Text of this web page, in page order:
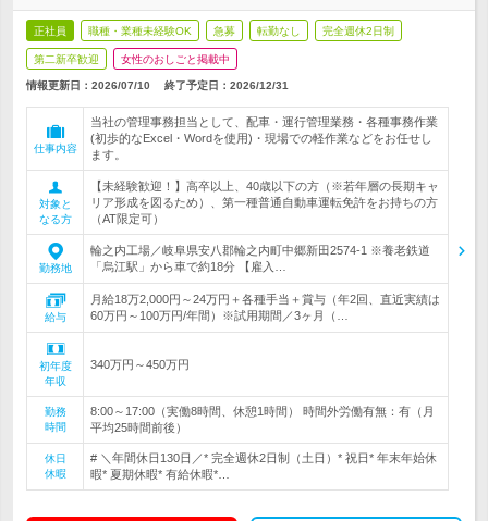
正社員 職種・業種未経験OK 急募 転勤なし 完全週休2日制
第二新卒歓迎 女性のおしごと掲載中
情報更新日：2026/07/10 終了予定日： 2026/12/31
仕事内容
当社の管理事務担当として、配車・運行管理業務・各種事務作業
(初歩的なExcel・Wordを使用)・現場での軽作業などをお任せし
ます。
対象と
なる方
【未経験歓迎！】高卒以上、40歳以下の方（※若年層の長期キャ
リア形成を図るため）、第一種普通自動車運転免許をお持ちの方
（AT限定可）
勤務地
輪之内工場／岐阜県安八郡輪之内町中郷新田2574-1 ※養老鉄道
「烏江駅」から車で約18分 【雇入…
給与
月給18万2,000円～24万円＋各種手当＋賞与（年2回、直近実績は
60万円～100万円/年間）※試用期間／3ヶ月（…
初年度
年収
340万円～450万円
勤務
時間
8:00～17:00（実働8時間、休憩1時間） 時間外労働有無：有（月
平均25時間前後）
休日
休暇
# ＼年間休日130日／* 完全週休2日制（土日）* 祝日* 年末年始休
暇* 夏期休暇* 有給休暇*…